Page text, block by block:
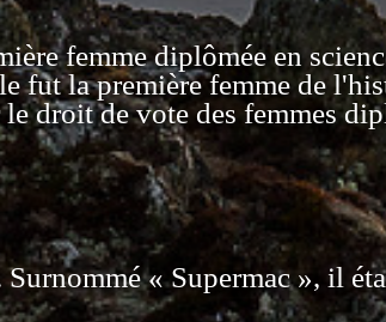
femme diplômée en
fut la première femme de
droit de vote des femmes
« Supermac », il